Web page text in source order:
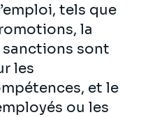
tels que
la
sanctions sont
les
et le
ou les